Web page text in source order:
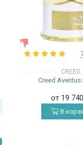
ЖЕНСКИЕ
CREED
Creed Aventus
от 19
В